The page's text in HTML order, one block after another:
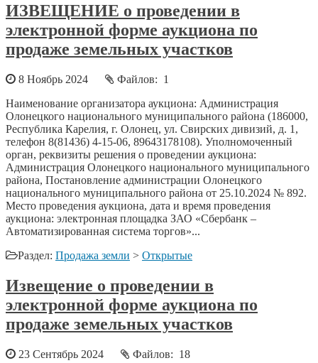
ИЗВЕЩЕНИЕ о проведении в
электронной форме аукциона по
продаже земельных участков
8 Ноябрь 2024
Файлов: 1
Наименование организатора аукциона: Администрация
Олонецкого национального муниципального района (186000,
Республика Карелия, г. Олонец, ул. Свирских дивизий, д. 1,
телефон 8(81436) 4-15-06, 89643178108). Уполномоченный
орган, реквизиты решения о проведении аукциона:
Администрация Олонецкого национального муниципального
района, Постановление администрации Олонецкого
национального муниципального района от 25.10.2024 № 892.
Место проведения аукциона, дата и время проведения
аукциона: электронная площадка ЗАО «Сбербанк –
Автоматизированная система торгов»...
Раздел: Продажа земли > Открытые
Извещение о проведении в
электронной форме аукциона по
продаже земельных участков
23 Сентябрь 2024 Файлов: 18